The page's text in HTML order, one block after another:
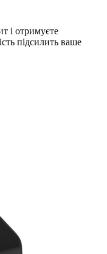
і отримуєте
підсилить ваше